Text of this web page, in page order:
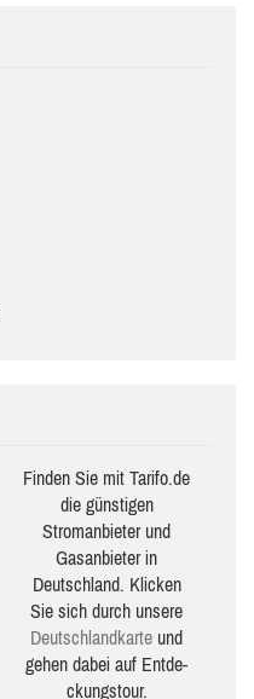
Finden Sie mit Tarifo.de
die güns­ti­gen
Stromanbieter und
Gasanbieter in
Deutschland. Klicken
Sie sich durch unsere
Deutsch­land­karte und
gehen dabei auf Ent­de­
ckungs­tour.